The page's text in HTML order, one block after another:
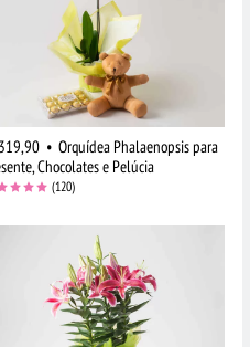
• Orquídea Phalaenopsis para
Chocolates e Pelúcia
(120)